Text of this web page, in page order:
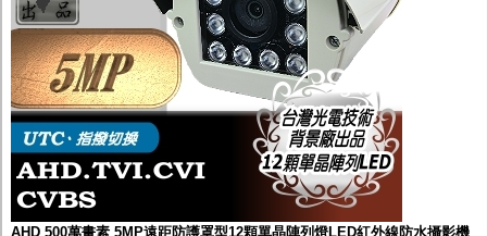
AHD 500萬畫素 5MP遠距防護罩型12顆單晶陣列燈LED紅外線防水攝影機